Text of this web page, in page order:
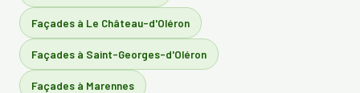
Façades à Le Château-d'Oléron
Façades à Saint-Georges-d'Oléron
Façades à Marennes